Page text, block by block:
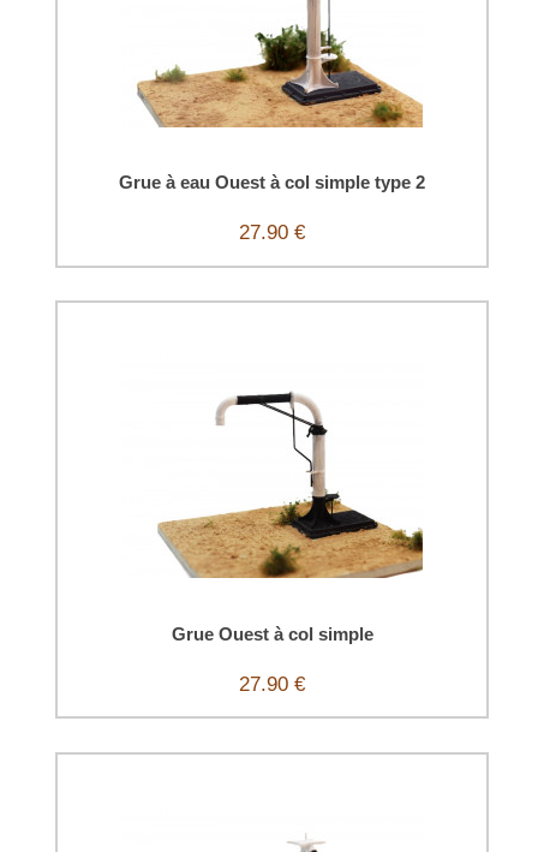
Grue à eau Ouest à col simple type 2
27.90 €
Grue Ouest à col simple
27.90 €